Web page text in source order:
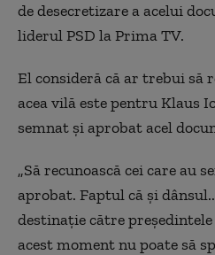
de desecretizare a acelui
liderul PSD la Prima TV.
El consideră că ar trebui să
acea vilă este pentru Klaus
semnat şi aprobat acel
„Să recunoască cei care au
aprobat. Faptul că şi
destinaţie către
acest moment nu poate să